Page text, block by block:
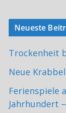
Neueste
Trockenheit
Neue
Ferienspiele
Jahrhundert